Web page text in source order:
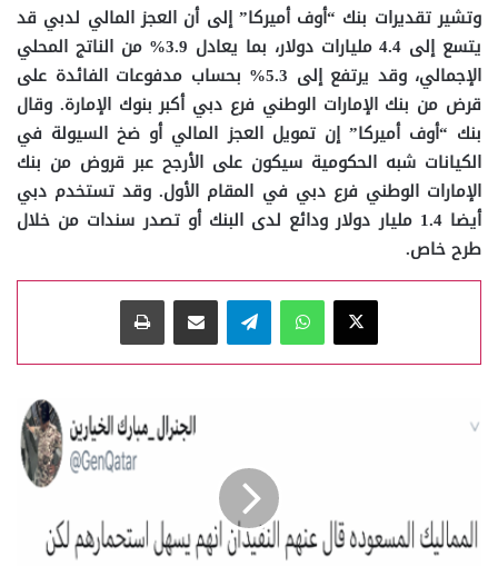
وتشير تقديرات بنك “أوف أميركا” إلى أن العجز المالي لدبي قد
يتسع إلى 4.4 مليارات دولار، بما يعادل 3.9% من الناتج المحلي
الإجمالي، وقد يرتفع إلى 5.3% بحساب مدفوعات الفائدة على
قرض من بنك الإمارات الوطني فرع دبي أكبر بنوك الإمارة. وقال
بنك “أوف أميركا” إن تمويل العجز المالي أو ضخ السيولة في
الكيانات شبه الحكومية سيكون على الأرجح عبر قروض من بنك
الإمارات الوطني فرع دبي في المقام الأول. وقد تستخدم دبي
أيضا 1.4 مليار دولار ودائع لدى البنك أو تصدر سندات من خلال
طرح خاص.
‫X
واتسابتيلقراممشاركة عبر البريد طباعة
مبارك